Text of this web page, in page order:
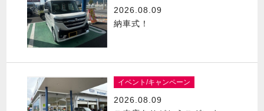
2026.08.09
納車式！
イベント/キャンペーン
2026.08.09